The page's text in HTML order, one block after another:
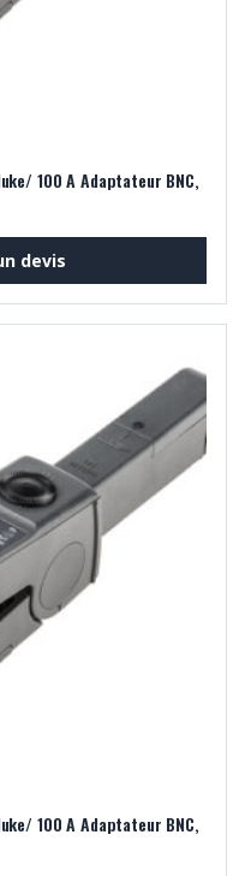
100 A Adaptateur BNC,
devis
100 A Adaptateur BNC,